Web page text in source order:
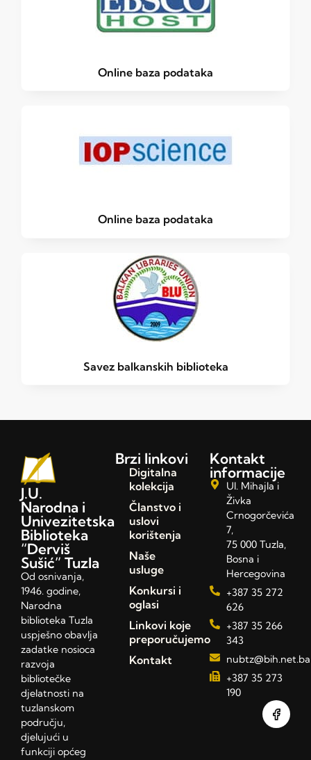
Online baza podataka
Online baza podataka
Savez balkanskih biblioteka
J.U.
Narodna i
Univezitetska
Biblioteka
“Derviš
Sušić” Tuzla
Od osnivanja,
1946. godine,
Narodna
biblioteka Tuzla
uspješno obavlja
zadatke nosioca
razvoja
bibliotečke
djelatnosti na
tuzlanskom
području,
djelujući u
funkciji općeg
Brzi linkovi
Digitalna
kolekcija
Članstvo i
uslovi
korištenja
Naše
usluge
Konkursi i
oglasi
Linkovi koje
preporučujemo
Kontakt
Kontakt
informacije
Ul. Mihajla i
Živka
Crnogorčevića
7,
75 000 Tuzla,
Bosna i
Hercegovina
+387 35 272
626
+387 35 266
343
nubtz@bih.net.ba
+387 35 273
190